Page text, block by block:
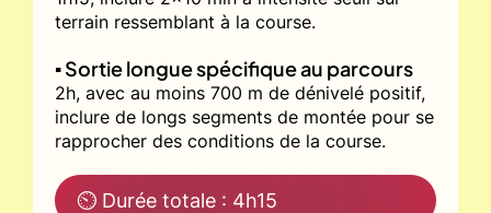
terrain ressemblant à la course.
▪️ Sortie longue spécifique au parcours
2h, avec au moins 700 m de dénivelé positif,
inclure de longs segments de montée pour se
rapprocher des conditions de la course.
⏲ Durée totale : 4h15